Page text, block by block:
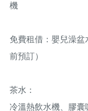
機
免費租借：嬰兒澡
前預訂）
茶水：
冷溫熱飲水機、膠